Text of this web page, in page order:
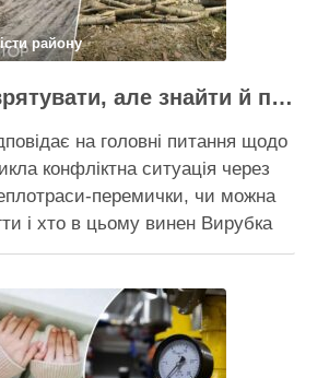
району
Дерева не врятувати, але знайти й покарати винних треба – головні питання і висновки з конфлікту на Теремках
на головні питання щодо
конфліктна ситуація через
перемички, чи можна
і хто в цьому винен Вирубка
й прокладати теплотрасу
2026 року, на Теремках у Києві
…